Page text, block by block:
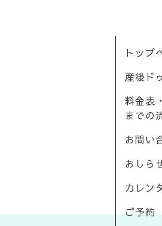
トップ
産後ド
料金表
までの
お問い
おしら
カレン
ご予約